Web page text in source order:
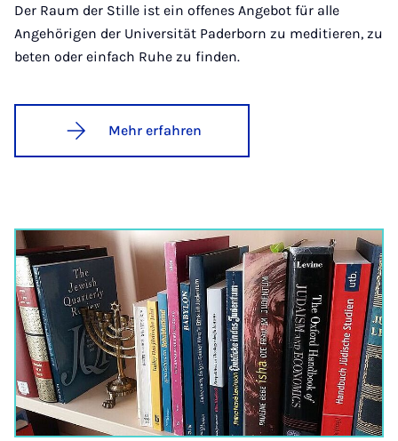
Der Raum der Stille ist ein offenes Angebot für alle
Angehörigen der Universität Paderborn zu meditieren, zu
beten oder einfach Ruhe zu finden.
Mehr erfahren